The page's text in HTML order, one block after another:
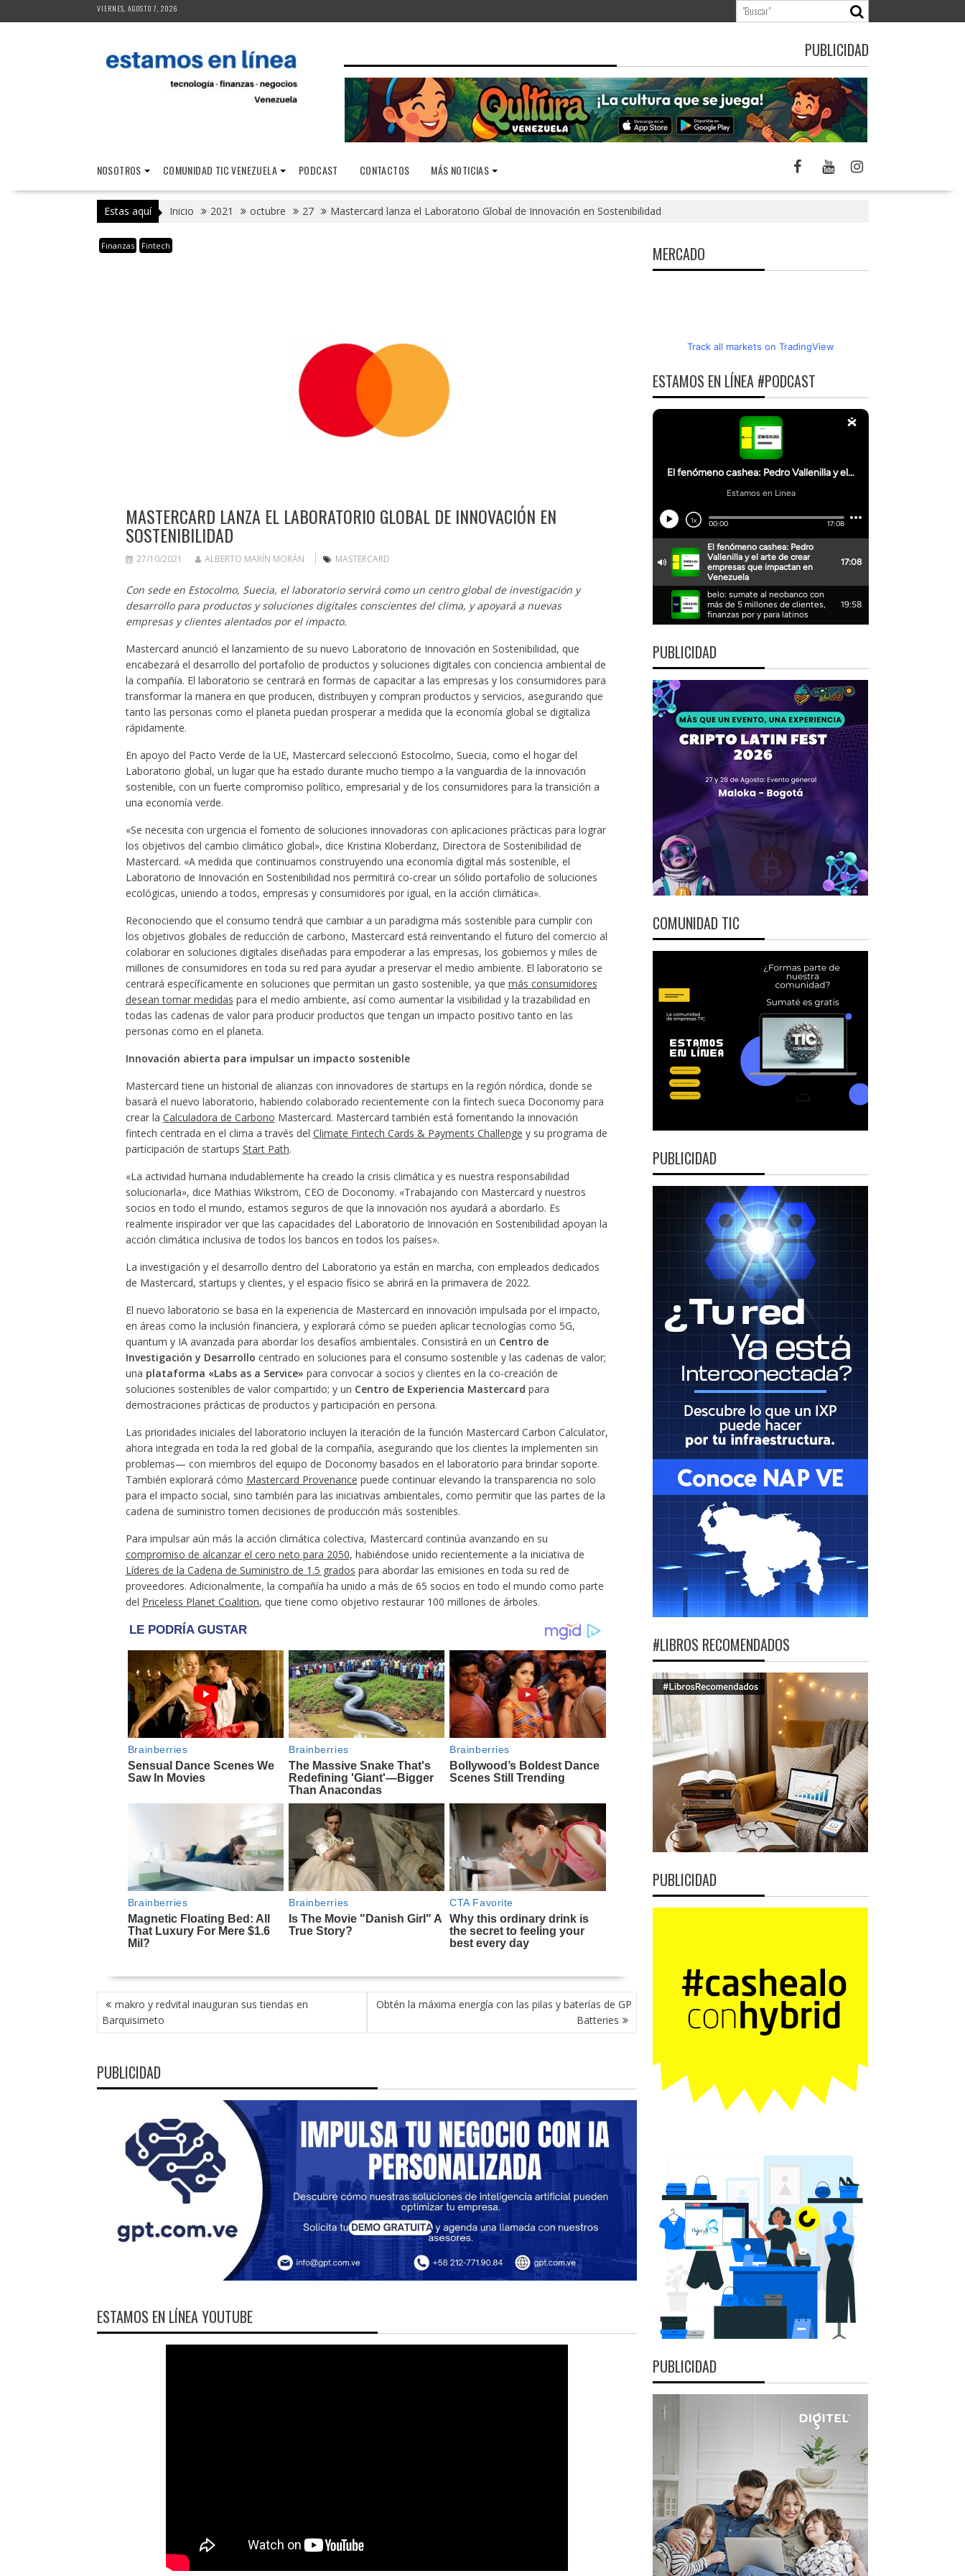
al
VIERNES, AGOSTO 7, 2026
PUBLICIDAD
NOSOTROS COMUNIDAD TIC VENEZUELA PODCAST CONTACTOS MÁS NOTICIAS
Estas aquí Inicio 2021 octubre 27 Mastercard lanza el Laboratorio Global de Innovación en Sostenibilidad
Finanzas Fintech
MASTERCARD LANZA EL LABORATORIO GLOBAL DE INNOVACIÓN EN
SOSTENIBILIDAD
27/10/2021 ALBERTO MARÍN MORÁN MASTERCARD
Con sede en Estocolmo, Suecia, el laboratorio servirá como un centro global de investigación y
desarrollo para productos y soluciones digitales conscientes del clima, y apoyará a nuevas
empresas y clientes alentados por el impacto.
Mastercard anunció el lanzamiento de su nuevo Laboratorio de Innovación en Sostenibilidad, que
encabezará el desarrollo del portafolio de productos y soluciones digitales con conciencia ambiental de
la compañía. El laboratorio se centrará en formas de capacitar a las empresas y los consumidores para
transformar la manera en que producen, distribuyen y compran productos y servicios, asegurando que
tanto las personas como el planeta puedan prosperar a medida que la economía global se digitaliza
rápidamente.
En apoyo del Pacto Verde de la UE, Mastercard seleccionó Estocolmo, Suecia, como el hogar del
Laboratorio global, un lugar que ha estado durante mucho tiempo a la vanguardia de la innovación
sostenible, con un fuerte compromiso político, empresarial y de los consumidores para la transición a
una economía verde.
«Se necesita con urgencia el fomento de soluciones innovadoras con aplicaciones prácticas para lograr
los objetivos del cambio climático global», dice Kristina Kloberdanz, Directora de Sostenibilidad de
Mastercard. «A medida que continuamos construyendo una economía digital más sostenible, el
Laboratorio de Innovación en Sostenibilidad nos permitirá co-crear un sólido portafolio de soluciones
ecológicas, uniendo a todos, empresas y consumidores por igual, en la acción climática».
Reconociendo que el consumo tendrá que cambiar a un paradigma más sostenible para cumplir con
los objetivos globales de reducción de carbono, Mastercard está reinventando el futuro del comercio al
colaborar en soluciones digitales diseñadas para empoderar a las empresas, los gobiernos y miles de
millones de consumidores en toda su red para ayudar a preservar el medio ambiente. El laboratorio se
centrará específicamente en soluciones que permitan un gasto sostenible, ya que más consumidores
desean tomar medidas para el medio ambiente, así como aumentar la visibilidad y la trazabilidad en
todas las cadenas de valor para producir productos que tengan un impacto positivo tanto en las
personas como en el planeta.
Innovación abierta para impulsar un impacto sostenible
Mastercard tiene un historial de alianzas con innovadores de startups en la región nórdica, donde se
basará el nuevo laboratorio, habiendo colaborado recientemente con la fintech sueca Doconomy para
crear la Calculadora de Carbono Mastercard. Mastercard también está fomentando la innovación
fintech centrada en el clima a través del Climate Fintech Cards & Payments Challenge y su programa de
participación de startups Start Path.
«La actividad humana indudablemente ha creado la crisis climática y es nuestra responsabilidad
solucionarla», dice Mathias Wikström, CEO de Doconomy. «Trabajando con Mastercard y nuestros
socios en todo el mundo, estamos seguros de que la innovación nos ayudará a abordarlo. Es
realmente inspirador ver que las capacidades del Laboratorio de Innovación en Sostenibilidad apoyan la
acción climática inclusiva de todos los bancos en todos los países».
La investigación y el desarrollo dentro del Laboratorio ya están en marcha, con empleados dedicados
de Mastercard, startups y clientes, y el espacio físico se abrirá en la primavera de 2022.
El nuevo laboratorio se basa en la experiencia de Mastercard en innovación impulsada por el impacto,
en áreas como la inclusión financiera, y explorará cómo se pueden aplicar tecnologías como 5G,
quantum y IA avanzada para abordar los desafíos ambientales. Consistirá en un Centro de
Investigación y Desarrollo centrado en soluciones para el consumo sostenible y las cadenas de valor;
una plataforma «Labs as a Service» para convocar a socios y clientes en la co-creación de
soluciones sostenibles de valor compartido; y un Centro de Experiencia Mastercard para
demostraciones prácticas de productos y participación en persona.
Las prioridades iniciales del laboratorio incluyen la iteración de la función Mastercard Carbon Calculator,
ahora integrada en toda la red global de la compañía, asegurando que los clientes la implementen sin
problemas— con miembros del equipo de Doconomy basados ​​en el laboratorio para brindar soporte.
También explorará cómo Mastercard Provenance puede continuar elevando la transparencia no solo
para el impacto social, sino también para las iniciativas ambientales, como permitir que las partes de la
cadena de suministro tomen decisiones de producción más sostenibles.
Para impulsar aún más la acción climática colectiva, Mastercard continúa avanzando en su
compromiso de alcanzar el cero neto para 2050, habiéndose unido recientemente a la iniciativa de
Líderes de la Cadena de Suministro de 1.5 grados para abordar las emisiones en toda su red de
proveedores. Adicionalmente, la compañía ha unido a más de 65 socios en todo el mundo como parte
del Priceless Planet Coalition, que tiene como objetivo restaurar 100 millones de árboles.
NAVEGACIÓN
DE
ENTRADAS
makro y redvital inauguran sus tiendas en
Barquisimeto
Obtén la máxima energía con las pilas y baterías de GP
Batteries
PUBLICIDAD
ESTAMOS EN LÍNEA YOUTUBE
MERCADO
Track all markets on TradingView
ESTAMOS EN LÍNEA #PODCAST
PUBLICIDAD
COMUNIDAD TIC
PUBLICIDAD
#LIBROS RECOMENDADOS
PUBLICIDAD
PUBLICIDAD